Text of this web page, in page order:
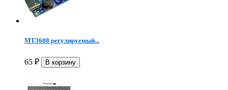
MT3608 регулируемый...
65 ₽